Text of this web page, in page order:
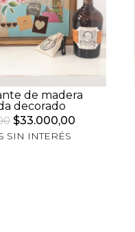
de madera
decorado
$33.000,00
SIN INTERÉS